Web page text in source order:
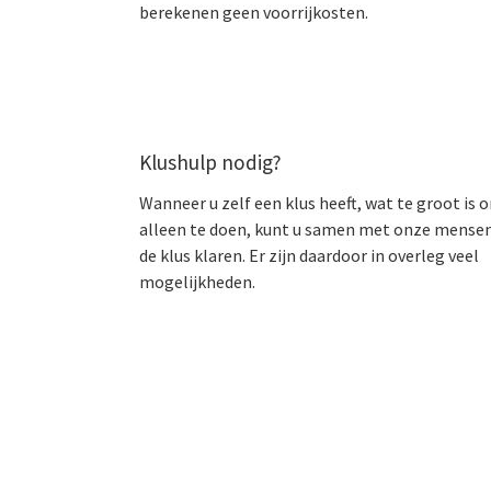
berekenen geen voorrijkosten.
Klushulp nodig?
Wanneer u zelf een klus heeft, wat te groot is
alleen te doen, kunt u samen met onze
de klus klaren. Er zijn daardoor in overleg veel
mogelijkheden.